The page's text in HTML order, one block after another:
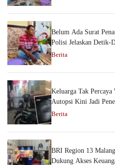
Belum Ada Surat
Polisi Jelaskan Detik-
Berita
Keluarga Tak
Autopsi Kini Jadi
Berita
BRI Region 13
Dukung Akses